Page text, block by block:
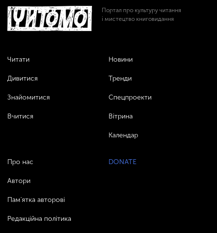
Портал про культуру читання
і мистецтво книговидання
Читати
Дивитися
Знайомитися
Вчитися
Новини
Тренди
Спецпроекти
Вітрина
Календар
Про нас
Автори
Пам’ятка авторові
Редакційна політика
DONATE